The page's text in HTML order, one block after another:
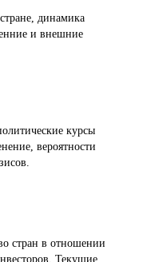
динамика
и внешние
курсы
вероятности
стран в отношении
Текущие